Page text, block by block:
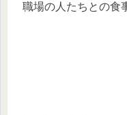
職場の人たちとの食